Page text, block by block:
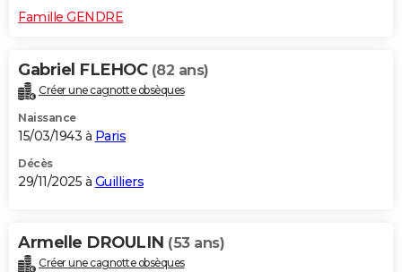
Famille GENDRE
Gabriel FLEHOC (82 ans)
Créer une cagnotte obsèques
Naissance
15/03/1943 à Paris
Décès
29/11/2025 à Guilliers
Armelle DROULIN (53 ans)
Créer une cagnotte obsèques